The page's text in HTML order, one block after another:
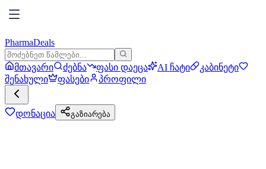
PharmaDeals
მთავარი ძებნა ფასი დაეცა AI ჩატი
კაბინეტი
შენახული
ფასები პროფილი
დონაცია გაზიარება